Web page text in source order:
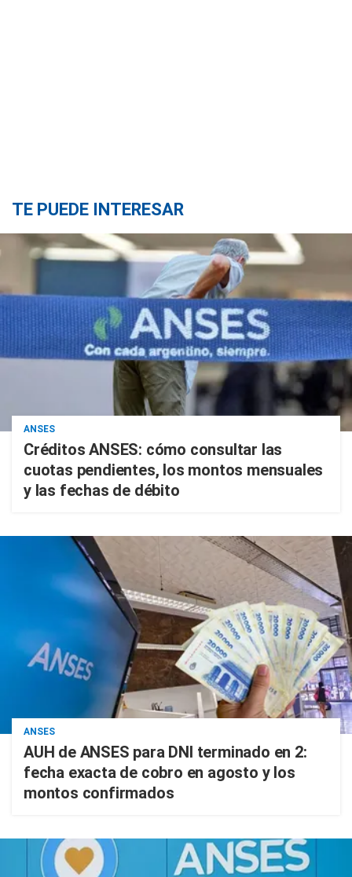
TE PUEDE INTERESAR
ANSES
Créditos ANSES: cómo consultar las
cuotas pendientes, los montos mensuales
y las fechas de débito
ANSES
AUH de ANSES para DNI terminado en 2:
fecha exacta de cobro en agosto y los
montos confirmados